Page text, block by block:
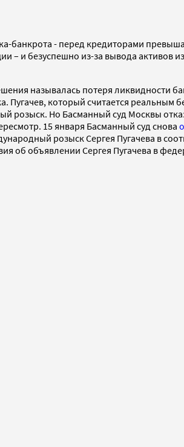
- перед кредиторами
и безуспешно из-за вывода активов
называлась потеря ликвидности
Пугачев, который считается
розыск. Но Басманный суд Москвы
15 января Басманный суд снова
розыск Сергея Пугачева в
об объявлении Сергея Пугачева в